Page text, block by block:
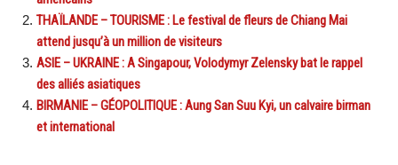
THAÏLANDE – TOURISME : Le festival de fleurs de Chiang Mai
attend jusqu’à un million de visiteurs
ASIE – UKRAINE : A Singapour, Volodymyr Zelensky bat le rappel
des alliés asiatiques
BIRMANIE – GÉOPOLITIQUE : Aung San Suu Kyi, un calvaire birman
et international